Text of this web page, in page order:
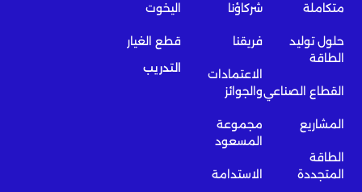
متكاملة
حلول توليد
الطاقة
القطاع الصناعي
المشاريع
الطاقة
المتجددة
اليخوت
قطع الغيار
التدريب
شركاؤنا
فريقنا
الاعتمادات
والجوائز
مجموعة
المسعود
الاستدامة